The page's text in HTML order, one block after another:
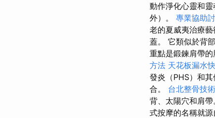
動作淨化心靈和靈
外）。 專業協助
老的夏威夷治療
蓋。 它類似於背
重點是鍛鍊肩帶
方法 天花板漏水
發炎（PHS）和其
合。 台北整骨技術
背、太陽穴和肩帶
式按摩的名稱就